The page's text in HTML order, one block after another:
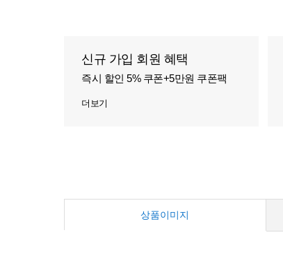
신규 가입 회원 혜택
즉시 할인 5% 쿠폰+5만원 쿠폰팩
더보기
상품이미지